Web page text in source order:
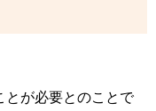
とが必要とのことで